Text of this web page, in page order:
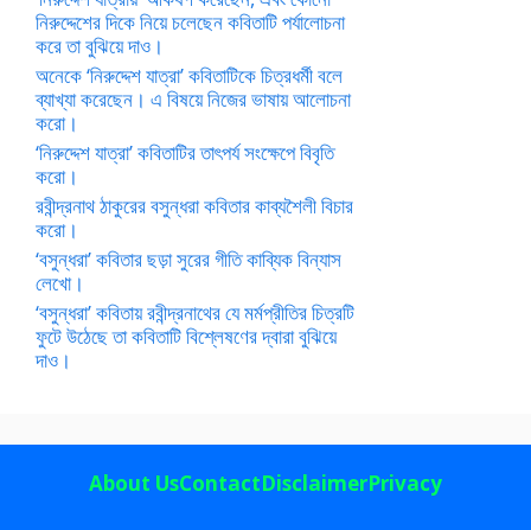
নিরুদ্দেশের দিকে নিয়ে চলেছেন কবিতাটি পর্যালোচনা
করে তা বুঝিয়ে দাও।
অনেকে ‘নিরুদ্দেশ যাত্রা’ কবিতাটিকে চিত্রধর্মী বলে
ব্যাখ্যা করেছেন। এ বিষয়ে নিজের ভাষায় আলোচনা
করো।
‘নিরুদ্দেশ যাত্রা’ কবিতাটির তাৎপর্য সংক্ষেপে বিবৃতি
করো।
রবীন্দ্রনাথ ঠাকুরের বসুন্ধরা কবিতার কাব্যশৈলী বিচার
করো।
‘বসুন্ধরা’ কবিতার ছড়া সুরের গীতি কাব্যিক বিন্যাস
লেখো।
‘বসুন্ধরা’ কবিতায় রবীন্দ্রনাথের যে মর্মপ্রীতির চিত্রটি
ফুটে উঠেছে তা কবিতাটি বিশ্লেষণের দ্বারা বুঝিয়ে
দাও।
About UsContactDisclaimerPrivacy